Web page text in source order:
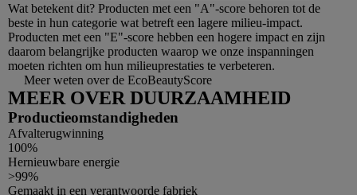
Wat betekent dit? Producten met een "A"-score behoren tot de
beste in hun categorie wat betreft een lagere milieu-impact.
Producten met een "E"-score hebben een hogere impact en zijn
daarom belangrijke producten waarop we onze inspanningen
moeten richten om hun milieuprestaties te verbeteren.
Meer weten over de EcoBeautyScore
MEER OVER DUURZAAMHEID
Productieomstandigheden
Afvalterugwinning
100%
Hernieuwbare energie
>99%
Gemaakt in een verantwoorde fabriek